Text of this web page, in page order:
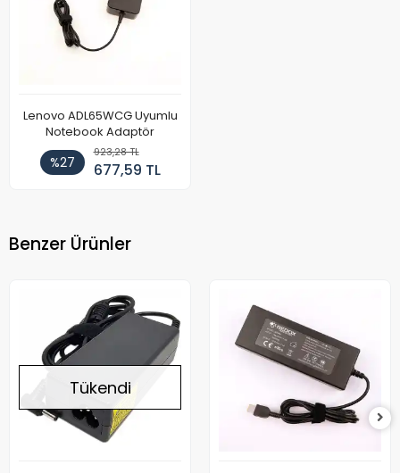
Lenovo ADL65WCG Uyumlu
Notebook Adaptör
%27
923,28 TL
677,59 TL
Benzer Ürünler
Tükendi